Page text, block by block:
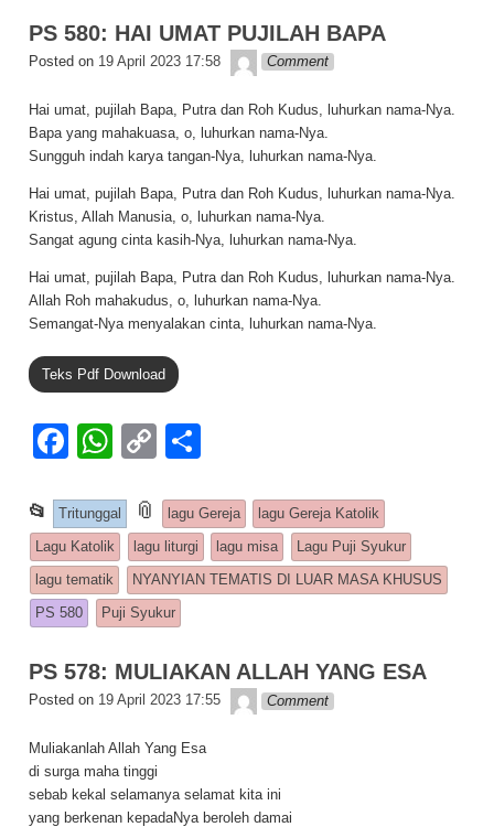
k
PS 580: HAI UMAT PUJILAH BAPA
Posted on 19 April 2023 17:58 Lapopp music
Comment
Hai umat, pujilah Bapa, Putra dan Roh Kudus, luhurkan nama-Nya.
Bapa yang mahakuasa, o, luhurkan nama-Nya.
Sungguh indah karya tangan-Nya, luhurkan nama-Nya.
Hai umat, pujilah Bapa, Putra dan Roh Kudus, luhurkan nama-Nya.
Kristus, Allah Manusia, o, luhurkan nama-Nya.
Sangat agung cinta kasih-Nya, luhurkan nama-Nya.
Hai umat, pujilah Bapa, Putra dan Roh Kudus, luhurkan nama-Nya.
Allah Roh mahakudus, o, luhurkan nama-Nya.
Semangat-Nya menyalakan cinta, luhurkan nama-Nya.
Teks Pdf Download
F
c
e
b
o
k
W
at
s
A
p
C
p
y
Li
n
ar
e
📂 This entry was posted in
Tritunggal 📎 and tagged
lagu Gereja
lagu Gereja Katolik
Lagu Katolik
lagu liturgi lagu misa
Lagu Puji Syukur
lagu tematik
NYANYIAN TEMATIS DI LUAR MASA KHUSUS
PS 580
Puji Syukur
PS 578: MULIAKAN ALLAH YANG ESA
Posted on 19 April 2023 17:55 Lapopp music
Comment
Muliakanlah Allah Yang Esa
di surga maha tinggi
sebab kekal selamanya selamat kita ini
yang berkenan kepadaNya beroleh damai